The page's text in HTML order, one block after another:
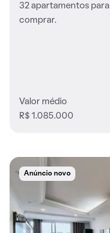
32 apartamentos para
comprar.
Valor médio
R$ 1.085.000
Anúncio novo